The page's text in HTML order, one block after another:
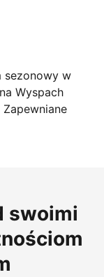
sezonowy w
Wyspach
swoimi